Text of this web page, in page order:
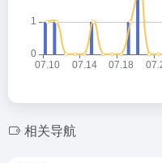
相关导航